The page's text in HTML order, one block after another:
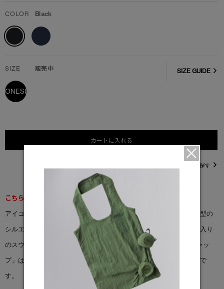
COLOR Black
SIZE 販売中
ONESIZE
SIZE GUIDE
カートに入れる
直営店在庫を探す
こちらの商品は返品交換不可となります。
アイコニックなシルエットにパフォーマンス重視の機能を搭載。薄型の
シルエット、調節可能なスナップバックストラップ、内側にパッド入り
のスウェットバンドを備えた「アークティック アジャスタブル キャッ
プ」は、シグネチャーであるアークティックのディスクロゴが特徴で
す。